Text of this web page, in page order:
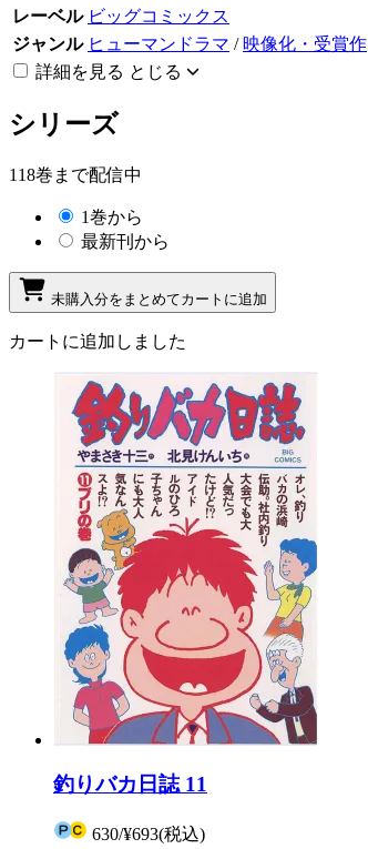
レーベル ビッグコミックス
ジャンル ヒューマンドラマ / 映像化・受賞作
詳細を見る とじる
シリーズ
118巻まで配信中
1巻から
最新刊から
未購入分をまとめてカートに追加
カートに追加しました
釣りバカ日誌 11
630/¥693(税込)